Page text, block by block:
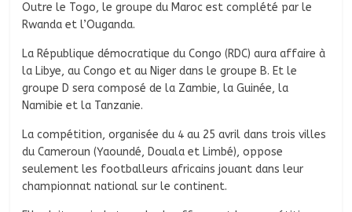
Outre le Togo, le groupe du Maroc est complété par le
Rwanda et l’Ouganda.
La République démocratique du Congo (RDC) aura affaire à
la Libye, au Congo et au Niger dans le groupe B. Et le
groupe D sera composé de la Zambie, la Guinée, la
Namibie et la Tanzanie.
La compétition, organisée du 4 au 25 avril dans trois villes
du Cameroun (Yaoundé, Douala et Limbé), oppose
seulement les footballeurs africains jouant dans leur
championnat national sur le continent.